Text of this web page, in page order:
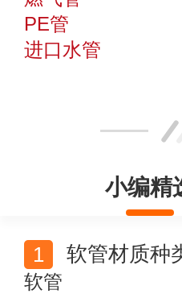
PE管
进口水管
小编精
软管材质种
软管